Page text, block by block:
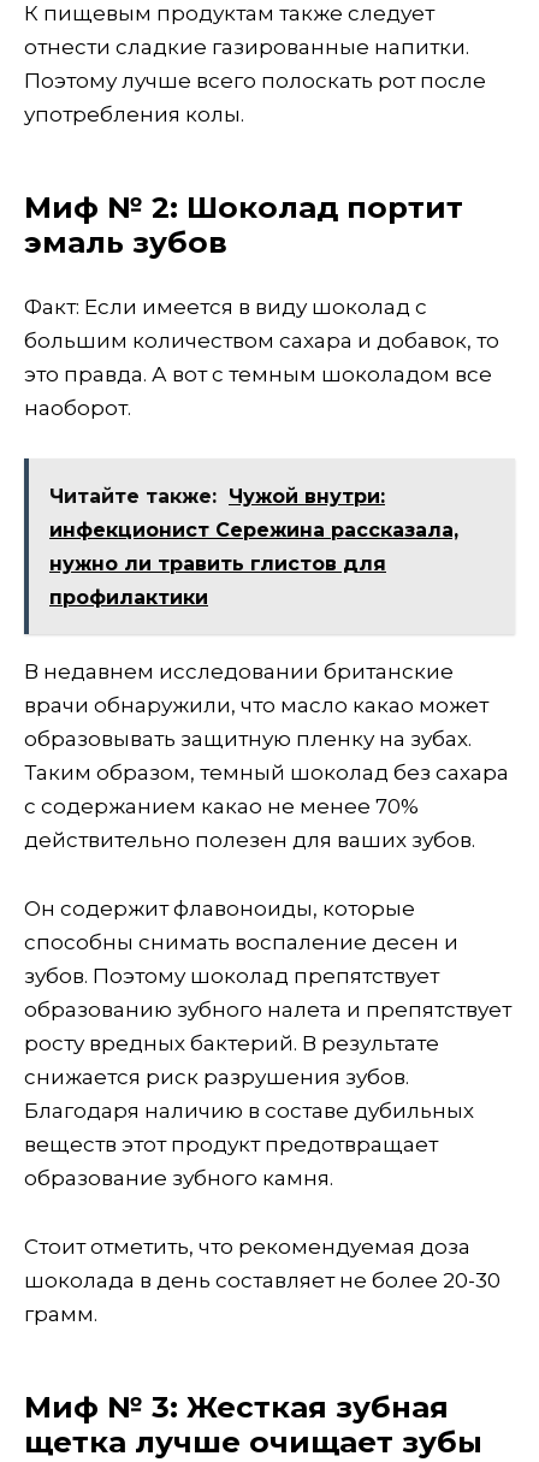
К пищевым продуктам также следует
отнести сладкие газированные напитки.
Поэтому лучше всего полоскать рот после
употребления колы.
Миф № 2: Шоколад портит
эмаль зубов
Факт: Если имеется в виду шоколад с
большим количеством сахара и добавок, то
это правда. А вот с темным шоколадом все
наоборот.
Читайте также: Чужой внутри:
инфекционист Сережина рассказала,
нужно ли травить глистов для
профилактики
В недавнем исследовании британские
врачи обнаружили, что масло какао может
образовывать защитную пленку на зубах.
Таким образом, темный шоколад без сахара
с содержанием какао не менее 70%
действительно полезен для ваших зубов.
Он содержит флавоноиды, которые
способны снимать воспаление десен и
зубов. Поэтому шоколад препятствует
образованию зубного налета и препятствует
росту вредных бактерий. В результате
снижается риск разрушения зубов.
Благодаря наличию в составе дубильных
веществ этот продукт предотвращает
образование зубного камня.
Стоит отметить, что рекомендуемая доза
шоколада в день составляет не более 20-30
грамм.
Миф № 3: Жесткая зубная
щетка лучше очищает зубы